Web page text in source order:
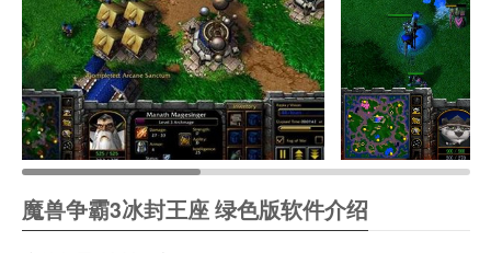
魔兽争霸3冰封王座 绿色版软件介绍